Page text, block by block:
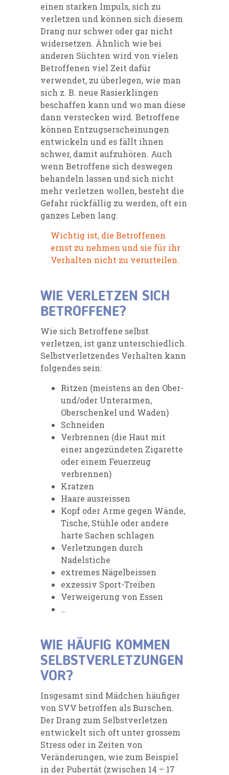
einen starken Impuls, sich zu
verletzen und können sich diesem
Drang nur schwer oder gar nicht
widersetzen. Ähnlich wie bei
anderen Süchten wird von vielen
Betroffenen viel Zeit dafür
verwendet, zu überlegen, wie man
sich z. B. neue Rasierklingen
beschaffen kann und wo man diese
dann verstecken wird. Betroffene
können Entzugserscheinungen
entwickeln und es fällt ihnen
schwer, damit aufzuhören. Auch
wenn Betroffene sich deswegen
behandeln lassen und sich nicht
mehr verletzen wollen, besteht die
Gefahr rückfällig zu werden, oft ein
ganzes Leben lang.
Wichtig ist, die Betroffenen
ernst zu nehmen und sie für ihr
Verhalten nicht zu verurteilen.
WIE VERLETZEN SICH
BETROFFENE?
Wie sich Betroffene selbst
verletzen, ist ganz unterschiedlich.
Selbstverletzendes Verhalten kann
folgendes sein:
Ritzen (meistens an den Ober-
und/oder Unterarmen,
Oberschenkel und Waden)
Schneiden
Verbrennen (die Haut mit
einer angezündeten Zigarette
oder einem Feuerzeug
verbrennen)
Kratzen
Haare ausreissen
Kopf oder Arme gegen Wände,
Tische, Stühle oder andere
harte Sachen schlagen
Verletzungen durch
Nadelstiche
extremes Nägelbeissen
exzessiv Sport-Treiben
Verweigerung von Essen
…
WIE HÄUFIG KOMMEN
SELBSTVERLETZUNGEN
VOR?
Insgesamt sind Mädchen häufiger
von SVV betroffen als Burschen.
Der Drang zum Selbstverletzen
entwickelt sich oft unter grossem
Stress oder in Zeiten von
Veränderungen, wie zum Beispiel
in der Pubertät (zwischen 14 – 17